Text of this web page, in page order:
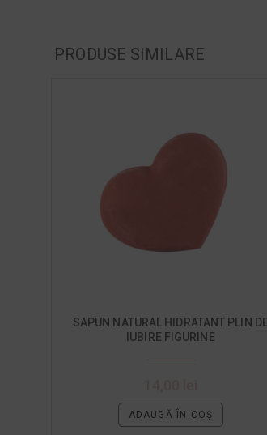
PRODUSE SIMILARE
SAPUN NATURAL HIDRATANT PLIN DE
IUBIRE FIGURINE
ADAUGĂ ÎN COȘ